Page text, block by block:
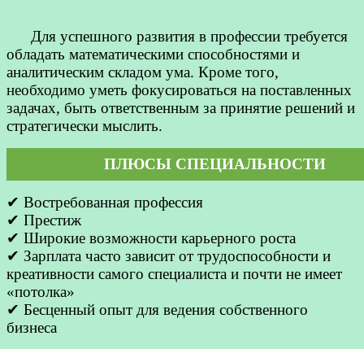
Для успешного развития в профессии требуется
обладать математическими способностями и
аналитическим складом ума. Кроме того,
необходимо уметь фокусироваться на поставленных
задачах, быть ответственным за принятие решений и
стратегически мыслить.
ПЛЮСЫ СПЕЦИАЛЬНОСТИ
✔ Востребованная профессия
✔ Престиж
✔ Широкие возможности карьерного роста
✔ Зарплата часто зависит от трудоспособности и
креативности самого специалиста и почти не имеет
«потолка»
✔ Бесценный опыт для ведения собственного
бизнеса